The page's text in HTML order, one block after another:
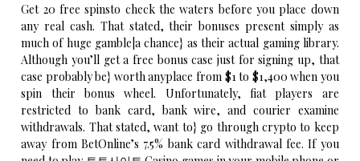
Get 20 free spinsto check the waters before you place down
any real cash. That stated, their bonuses present simply as
much of huge gamble|a chance} as their actual gaming library.
Although you’ll get a free bonus case just for signing up, that
case probably be} worth anyplace from $1 to $1,400 when you
spin their bonus wheel. Unfortunately, fiat players are
restricted to bank card, bank wire, and courier examine
withdrawals. That stated, want to} go through crypto to keep
away from BetOnline’s 7.5% bank card withdrawal fee. If you